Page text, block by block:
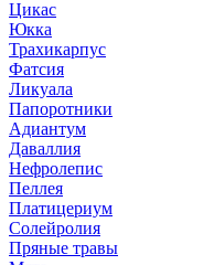
Цикас
Юкка
Трахикарпус
Фатсия
Ликуала
Папоротники
Адиантум
Даваллия
Нефролепис
Пеллея
Платицериум
Солейролия
Пряные травы